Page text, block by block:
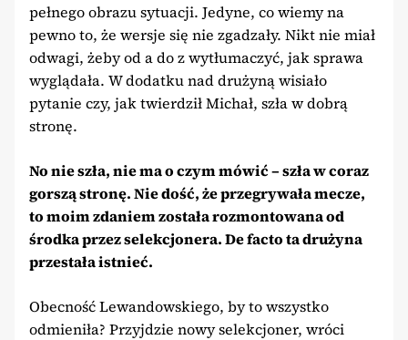
pełnego obrazu sytuacji. Jedyne, co wiemy na
pewno to, że wersje się nie zgadzały. Nikt nie miał
odwagi, żeby od a do z wytłumaczyć, jak sprawa
wyglądała. W dodatku nad drużyną wisiało
pytanie czy, jak twierdził Michał, szła w dobrą
stronę.
No nie szła, nie ma o czym mówić – szła w coraz
gorszą stronę. Nie dość, że przegrywała mecze,
to moim zdaniem została rozmontowana od
środka przez selekcjonera. De facto ta drużyna
przestała istnieć.
Obecność Lewandowskiego, by to wszystko
odmieniła? Przyjdzie nowy selekcjoner, wróci